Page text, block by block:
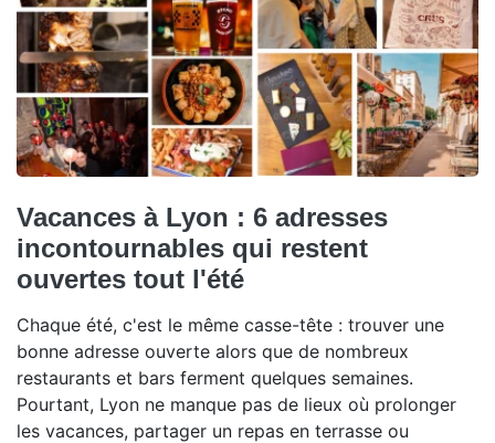
Vacances à Lyon : 6 adresses
incontournables qui restent
ouvertes tout l'été
Chaque été, c'est le même casse-tête : trouver une
bonne adresse ouverte alors que de nombreux
restaurants et bars ferment quelques semaines.
Pourtant, Lyon ne manque pas de lieux où prolonger
les vacances, partager un repas en terrasse ou